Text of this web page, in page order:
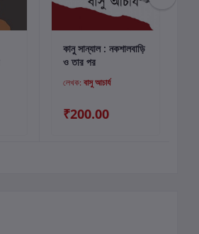
কার্টে যোগ করুন
কানু সান্যাল : নকশালবাড়ি
ও তার পর
লেখক: বাসু আচার্য
₹200.00